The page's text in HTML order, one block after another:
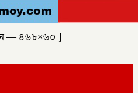
— ৪৬৮×৬০ ]